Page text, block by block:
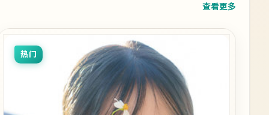
查看更多
热门